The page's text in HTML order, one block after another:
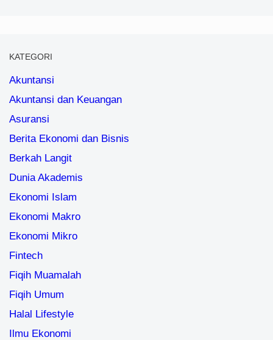
KATEGORI
Akuntansi
Akuntansi dan Keuangan
Asuransi
Berita Ekonomi dan Bisnis
Berkah Langit
Dunia Akademis
Ekonomi Islam
Ekonomi Makro
Ekonomi Mikro
Fintech
Fiqih Muamalah
Fiqih Umum
Halal Lifestyle
Ilmu Ekonomi